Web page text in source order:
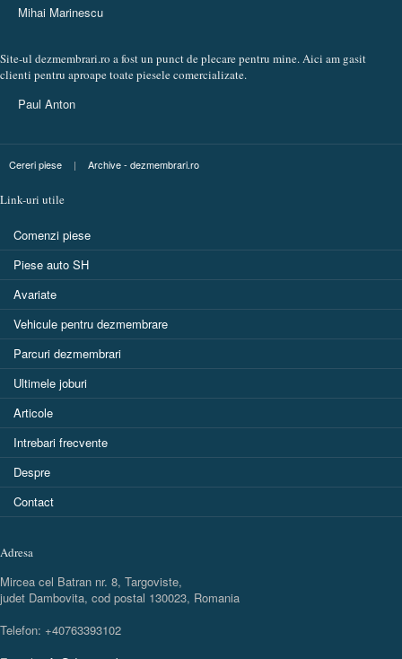
Mihai Marinescu
Site-ul dezmembrari.ro a fost un punct de plecare pentru mine. Aici am gasit
clienti pentru aproape toate piesele comercializate.
Paul Anton
Cereri piese | Archive - dezmembrari.ro
Link-uri utile
Comenzi piese
Piese auto SH
Avariate
Vehicule pentru dezmembrare
Parcuri dezmembrari
Ultimele joburi
Articole
Intrebari frecvente
Despre
Contact
Adresa
Mircea cel Batran nr. 8, Targoviste,
judet Dambovita, cod postal 130023, Romania
Telefon: +40763393102